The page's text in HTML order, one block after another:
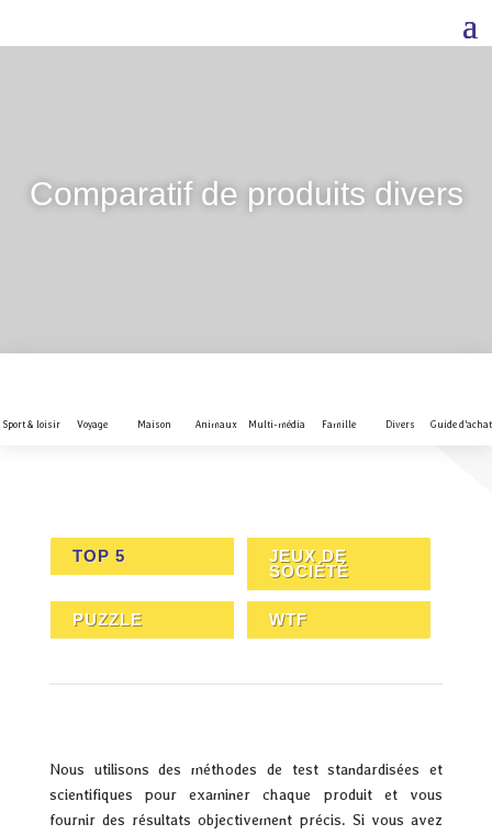
Comparatif de produits divers
Sport & loisir Voyage Maison Animaux Multi-média Famille Divers Guide d'achat
TOP 5
JEUX DE
SOCIÉTÉ
PUZZLE WTF
Nous utilisons des méthodes de test standardisées et
scientifiques pour examiner chaque produit et vous
fournir des résultats objectivement précis. Si vous avez